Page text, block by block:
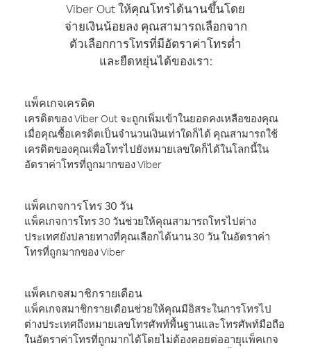
Viber Out ให้คุณโทรได้นานขึ้นโดย
จ่ายเงินน้อยลง คุณสามารถเลือกจาก
ตัวเลือกการโทรที่มีอัตราค่าโทรต่ำ
และยืดหยุ่นได้ของเรา:
แพ็คเกจเครดิต
เครดิตของ Viber Out จะถูกเพิ่มเข้าในยอดคงเหลือของคุณ
เมื่อคุณซื้อเครดิตเป็นจำนวนเงินเท่าใดก็ได้ คุณสามารถใช้
เครดิตของคุณเพื่อโทรไปยังหมายเลขใดก็ได้ในโลกนี้ใน
อัตราค่าโทรที่ถูกมากของ Viber
แพ็คเกจการโทร 30 วัน
แพ็คเกจการโทร 30 วันช่วยให้คุณสามารถโทรไปต่าง
ประเทศยังปลายทางที่คุณเลือกได้นาน 30 วัน ในอัตราค่า
โทรที่ถูกมากของ Viber
แพ็คเกจสมาชิกรายเดือน
แพ็คเกจสมาชิกรายเดือนช่วยให้คุณมีอิสระในการโทรไป
ต่างประเทศถึงหมายเลขโทรศัพท์พื้นฐานและโทรศัพท์มือถือ
ในอัตราค่าโทรที่ถูกมากได้โดยไม่ต้องคอยต่ออายุแพ็คเกจ